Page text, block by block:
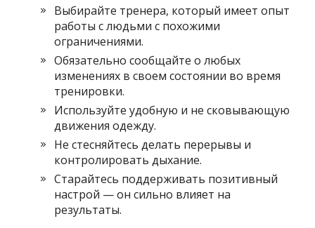
Выбирайте тренера, который имеет опыт
работы с людьми с похожими
ограничениями.
Обязательно сообщайте о любых
изменениях в своем состоянии во время
тренировки.
Используйте удобную и не сковывающую
движения одежду.
Не стесняйтесь делать перерывы и
контролировать дыхание.
Старайтесь поддерживать позитивный
настрой — он сильно влияет на
результаты.